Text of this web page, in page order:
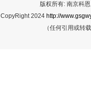
版权所有: 南京科
CopyRight 2024 http://
（任何引用或转